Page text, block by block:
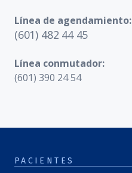
Línea de agendamiento:
(601) 482 44 45
Línea conmutador:
(601) 390 24 54
PACIENTES